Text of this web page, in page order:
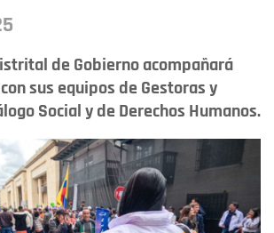
de Gobierno acompañará
sus equipos de Gestoras y
Social y de Derechos Humanos.